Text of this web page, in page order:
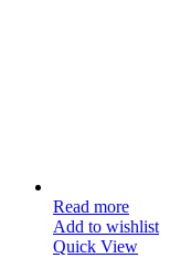
Read more
Add to wishlist
Quick View